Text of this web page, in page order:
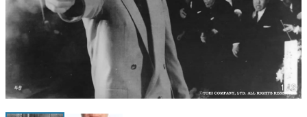
特集記事
アプリレビュー
1 / 2